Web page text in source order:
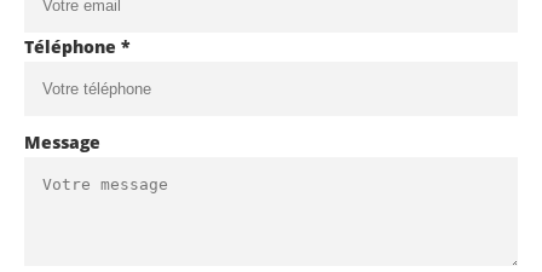
Téléphone *
Message